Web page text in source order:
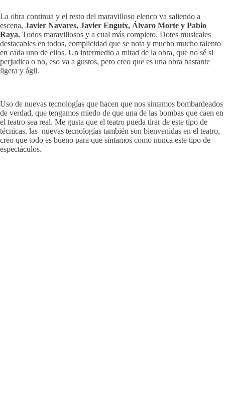
La obra continua y el resto del maravilloso elenco va saliendo a
escena, Javier Navares, Javier Enguix, Álvaro Morte y Pablo
Raya. Todos maravillosos y a cual más completo. Dotes musicales
destacables en todos, complicidad que se nota y mucho mucho talento
en cada uno de ellos. Un intermedio a mitad de la obra, que no sé si
perjudica o no, eso va a gustos, pero creo que es una obra bastante
ligera y ágil.
Uso de nuevas tecnologías que hacen que nos sintamos bombardeados
de verdad, que tengamos miedo de que una de las bombas que caen en
el teatro sea real. Me gusta que el teatro pueda tirar de este tipo de
técnicas, las nuevas tecnologías también son bienvenidas en el teatro,
creo que todo es bueno para que sintamos como nunca este tipo de
espectáculos.